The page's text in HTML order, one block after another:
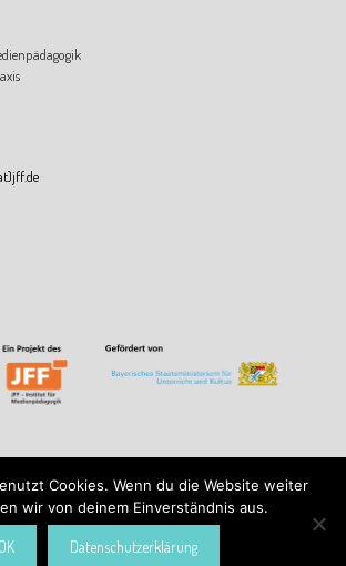
DATENSCHUTZ|IMPRESSUM
Cookies. Wenn du die Website weiter
wir von deinem Einverständnis aus.
OK Datenschutzerklärung